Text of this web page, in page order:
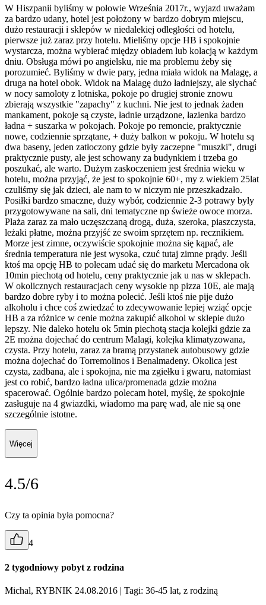
W Hiszpanii byliśmy w połowie Września 2017r., wyjazd uważam
za bardzo udany, hotel jest położony w bardzo dobrym miejscu,
dużo restauracji i sklepów w niedalekiej odległości od hotelu,
pierwsze już zaraz przy hotelu. Mieliśmy opcje HB i spokojnie
wystarcza, można wybierać między obiadem lub kolacją w każdym
dniu. Obsługa mówi po angielsku, nie ma problemu żeby się
porozumieć. Byliśmy w dwie pary, jedna miała widok na Malagę, a
druga na hotel obok. Widok na Malagę dużo ładniejszy, ale słychać
w nocy samoloty z lotniska, pokoje po drugiej stronie znowu
zbierają wszystkie "zapachy" z kuchni. Nie jest to jednak żaden
mankament, pokoje są czyste, ładnie urządzone, łazienka bardzo
ładna + suszarka w pokojach. Pokoje po remoncie, praktycznie
nowe, codziennie sprzątane, + duży balkon w pokoju. W hotelu są
dwa baseny, jeden zatłoczony gdzie były zaczepne "muszki", drugi
praktycznie pusty, ale jest schowany za budynkiem i trzeba go
poszukać, ale warto. Dużym zaskoczeniem jest średnia wieku w
hotelu, można przyjąć, że jest to spokojnie 60+, my z wiekiem 25lat
czuliśmy się jak dzieci, ale nam to w niczym nie przeszkadzało.
Posiłki bardzo smaczne, duży wybór, codziennie 2-3 potrawy byly
przygotowywane na sali, dni tematyczne np świeże owoce morza.
Plaża zaraz za mało uczęszczaną drogą, duża, szeroka, piaszczysta,
leżaki płatne, można przyjść ze swoim sprzętem np. recznikiem.
Morze jest zimne, oczywiście spokojnie można się kąpać, ale
średnia temperatura nie jest wysoka, czuć tutaj zimne prądy. Jeśli
ktoś ma opcję HB to polecam udać się do marketu Mercadona ok
10min piechotą od hotelu, ceny praktycznie jak u nas w sklepach.
W okolicznych restauracjach ceny wysokie np pizza 10E, ale mają
bardzo dobre ryby i to można polecić. Jeśli ktoś nie pije dużo
alkoholu i chce coś zwiedzać to zdecywowanie lepiej wziąć opcje
HB a za różnice w cenie można zakupić alkohol w sklepie dużo
lepszy. Nie daleko hotelu ok 5min piechotą stacja kolejki gdzie za
2E można dojechać do centrum Malagi, kolejka klimatyzowana,
czysta. Przy hotelu, zaraz za bramą przystanek autobusowy gdzie
można dojechać do Torremolinos i Benalmadeny. Okolica jest
czysta, zadbana, ale i spokojna, nie ma zgiełku i gwaru, natomiast
jest co robić, bardzo ładna ulica/promenada gdzie można
spacerować. Ogólnie bardzo polecam hotel, myślę, że spokojnie
zasługuje na 4 gwiazdki, wiadomo ma parę wad, ale nie są one
szczególnie istotne.
Więcej
4.5/6
Czy ta opinia była pomocna?
4
2 tygodniowy pobyt z rodzina
Michal, RYBNIK 24.08.2016 | Tagi: 36-45 lat, z rodziną